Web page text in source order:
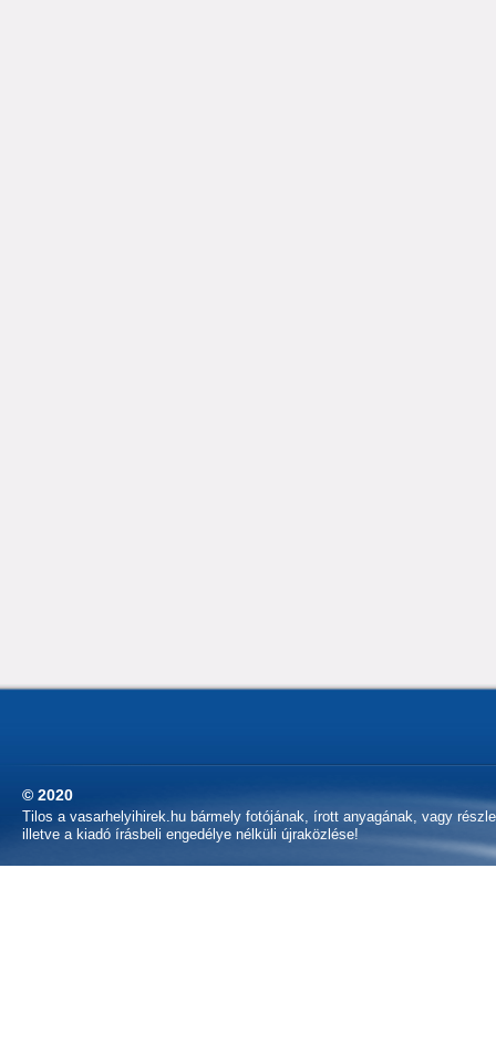
© 2020
Tilos a vasarhelyihirek.hu bármely fotójának, írott anyagának, vagy
illetve a kiadó írásbeli engedélye nélküli újraközlése!